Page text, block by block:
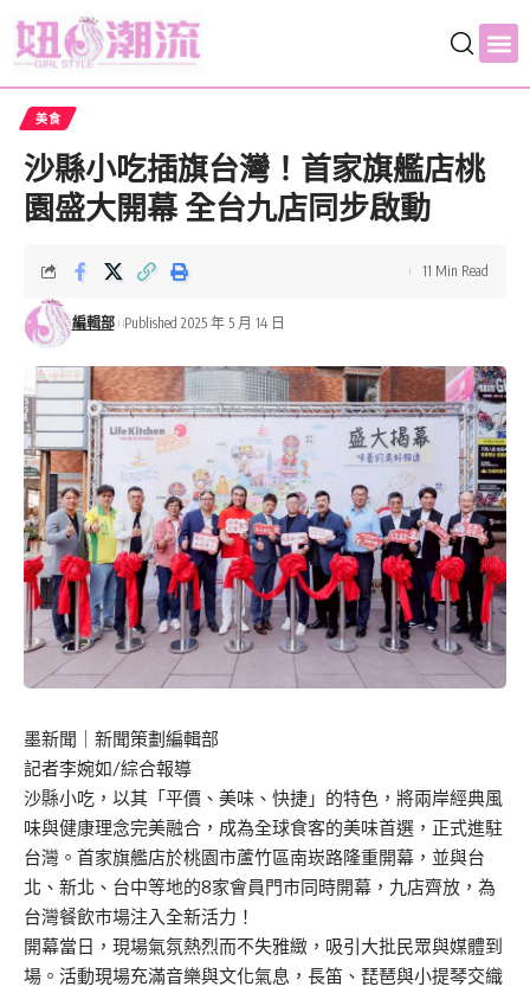
美食
沙縣小吃插旗台灣！首家旗艦店桃
園盛大開幕 全台九店同步啟動
編輯部 Published 2025 年 5 月 14 日
11 Min Read
墨新聞
｜新聞策劃編輯部
記者李婉如/綜合報導
沙縣小吃，以其「平價、美味、快捷」的特色，將兩岸經典風
味與健康理念完美融合，成為全球食客的美味首選，正式進駐
台灣。首家旗艦店於桃園市蘆竹區南崁路隆重開幕，並與台
北、新北、台中等地的8家會員門市同時開幕，九店齊放，為
台灣餐飲市場注入全新活力！
開幕當日，現場氣氛熱烈而不失雅緻，吸引大批民眾與媒體到
場。活動現場充滿音樂與文化氣息，長笛、琵琶與小提琴交織